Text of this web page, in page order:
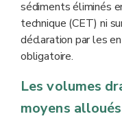
sédiments éliminés
technique (CET) ni
déclaration par les
obligatoire.
Les volumes
moyens alloués